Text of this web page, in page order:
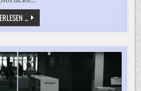
... ABRISSARBEITEN
AN
BONNER
BEGINNEN